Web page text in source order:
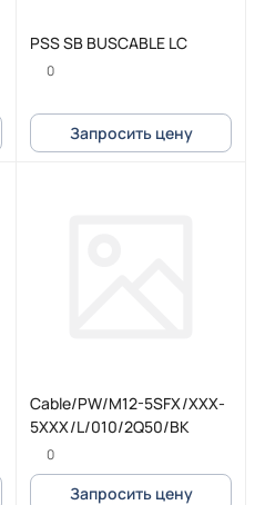
PSS SB BUSCABLE LC
0
Запросить цену
Cable/PW/M12-5SFX/XXX-
5XXX/L/010/2Q50/BK
0
Запросить цену